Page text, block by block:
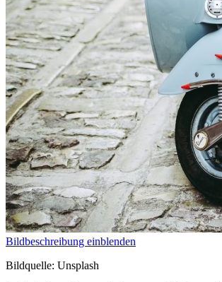
Bildbeschreibung einblenden
Bildquelle: Unsplash